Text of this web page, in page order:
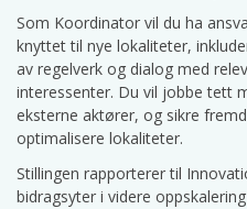
Som Koordinator vil du ha
knyttet til nye lokaliteter,
av regelverk og dialog med
interessenter. Du vil jobbe tett
eksterne aktører, og sikre
optimalisere lokaliteter.
Stillingen rapporterer til
bidragsyter i videre